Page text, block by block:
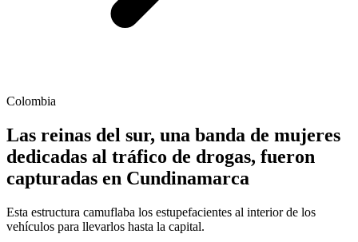
Colombia
Las reinas del sur, una banda de mujeres
dedicadas al tráfico de drogas, fueron
capturadas en Cundinamarca
Esta estructura camuflaba los estupefacientes al interior de los
vehículos para llevarlos hasta la capital.